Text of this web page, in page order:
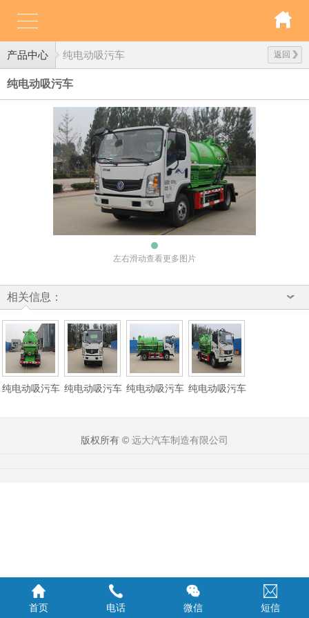
产品中心 返回
纯电动吸污车
纯电动吸污车
左右滑动查看更多图片
相关信息：
纯电动吸污车 纯电动吸污车 纯电动吸污车 纯电动吸污车
版权所有 © 远大汽车制造有限公司
首页 电话 微信 短信